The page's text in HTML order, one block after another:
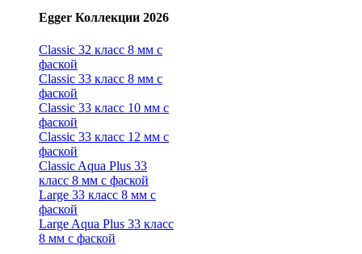
Egger Коллекции 2026
Classic 32 класс 8 мм с
фаской
Classic 33 класс 8 мм с
фаской
Classic 33 класс 10 мм с
фаской
Classic 33 класс 12 мм с
фаской
Classic Aqua Plus 33
класс 8 мм с фаской
Large 33 класс 8 мм с
фаской
Large Aqua Plus 33 класс
8 мм с фаской